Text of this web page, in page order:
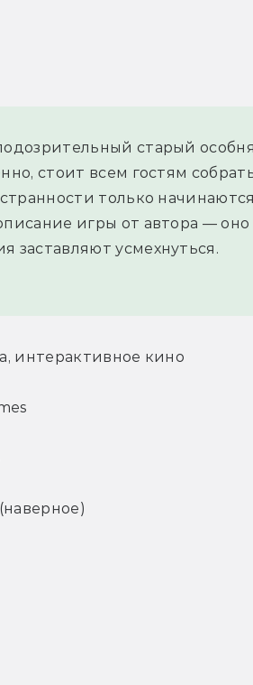
старый
стоит всем гостям
только
игры от автора — оно
заставляют усмехнуться.
интерактивное кино